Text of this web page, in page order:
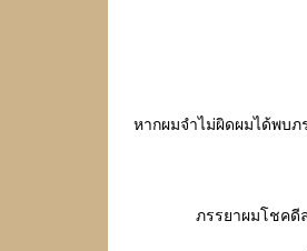
หากผมจำไม่ผิดผมได้พบ
ภรรยาผมโชคดี